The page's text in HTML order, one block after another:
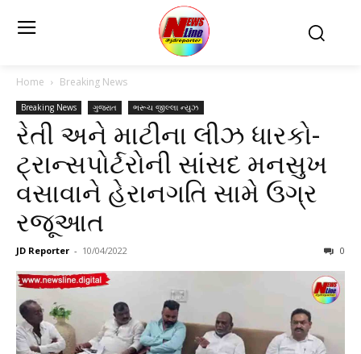
Home Breaking News
Breaking News ગુજરાત ભરૂચ જીલ્લા ન્યુઝ
રેતી અને માટીના લીઝ ધારકો-
ટ્રાન્સપોર્ટરોની સાંસદ મનસુખ
વસાવાને હેરાનગતિ સામે ઉગ્ર
રજૂઆત
JD Reporter - 10/04/2022 0